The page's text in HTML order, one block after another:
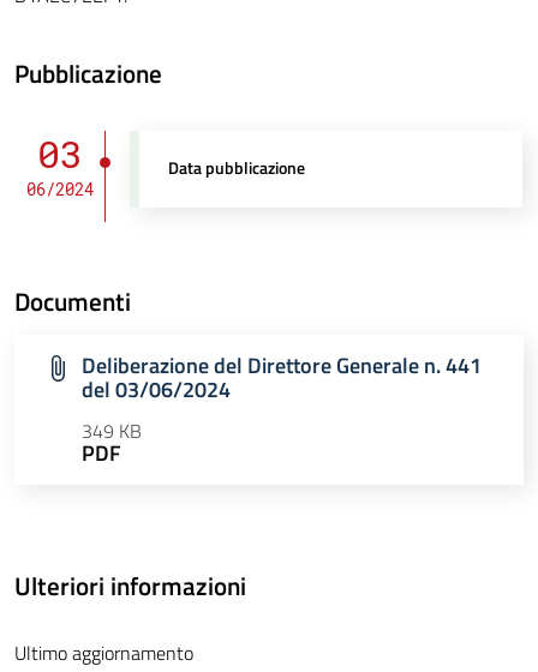
Pubblicazione
03
06/2024
Data pubblicazione
Documenti
Deliberazione del Direttore Generale n. 441
del 03/06/2024
349 KB
PDF
Ulteriori informazioni
Ultimo aggiornamento